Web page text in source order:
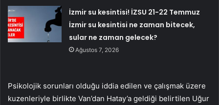
İzmir su kesintisi! İZSU 21-22 Temmuz
İzmir su kesintisi ne zaman bitecek,
sular ne zaman gelecek?
Ağustos 7, 2026
Psikolojik sorunları olduğu iddia edilen ve çalışmak üzere
kuzenleriyle birlikte Van’dan Hatay’a geldiği belirtilen Uğur